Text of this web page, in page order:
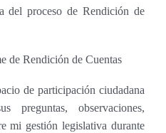
del proceso de Rendición de
de Rendición de Cuentas
de participación ciudadana
preguntas, observaciones,
mi gestión legislativa durante